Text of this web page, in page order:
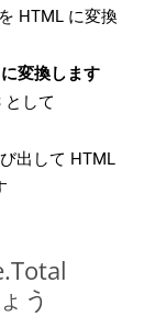
HTML に変換
変換します
として
出して HTML
う